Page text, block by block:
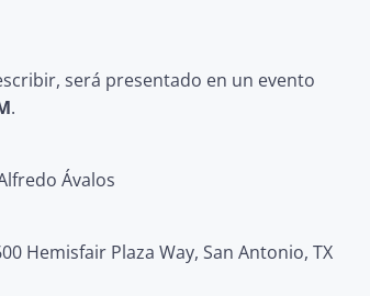
será presentado en un evento
.
Ávalos
Hemisfair Plaza Way, San Antonio, TX